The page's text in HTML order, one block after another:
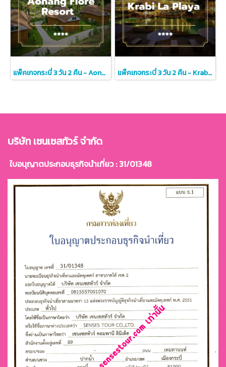
แพ็คเกจกระบี่ 3 วัน 2 คืน - Aonang Fiore Resort (4-star) แพ็คเกจกระบี่ 3 วัน 2 คืน - Krabi La Playa Resort (4-star)
บริษัท เซนเซสทัวร์ จำกัด
ใบอนุญาตประกอบธุรกิจนำเที่ยว : 31/01348